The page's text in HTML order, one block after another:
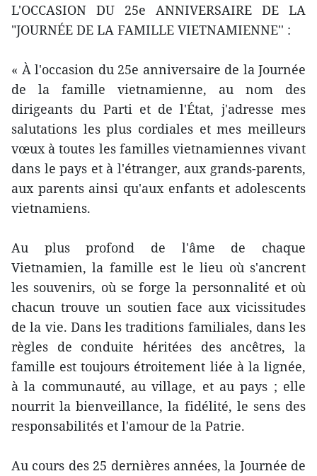
L'OCCASION DU 25e ANNIVERSAIRE DE LA
"JOURNÉE DE LA FAMILLE VIETNAMIENNE'' :
« À l'occasion du 25e anniversaire de la Journée
de la famille vietnamienne, au nom des
dirigeants du Parti et de l'État, j'adresse mes
salutations les plus cordiales et mes meilleurs
vœux à toutes les familles vietnamiennes vivant
dans le pays et à l'étranger, aux grands-parents,
aux parents ainsi qu'aux enfants et adolescents
vietnamiens.
Au plus profond de l'âme de chaque
Vietnamien, la famille est le lieu où s'ancrent
les souvenirs, où se forge la personnalité et où
chacun trouve un soutien face aux vicissitudes
de la vie. Dans les traditions familiales, dans les
règles de conduite héritées des ancêtres, la
famille est toujours étroitement liée à la lignée,
à la communauté, au village, et au pays ; elle
nourrit la bienveillance, la fidélité, le sens des
responsabilités et l'amour de la Patrie.
Au cours des 25 dernières années, la Journée de